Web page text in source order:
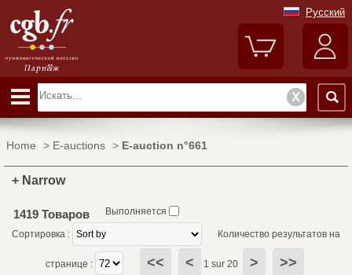
Русский
Home > E-auctions > E-auction n°661
+ Narrow
1419 Товаров Выполняется
Сортировка : Количество результатов на
странице : << < 1 sur 20 > >>